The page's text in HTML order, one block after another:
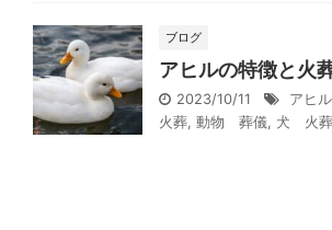
ブログ
アヒルの特徴と火
2023/10/11 アヒ
火葬, 動物 葬儀, 犬 火葬